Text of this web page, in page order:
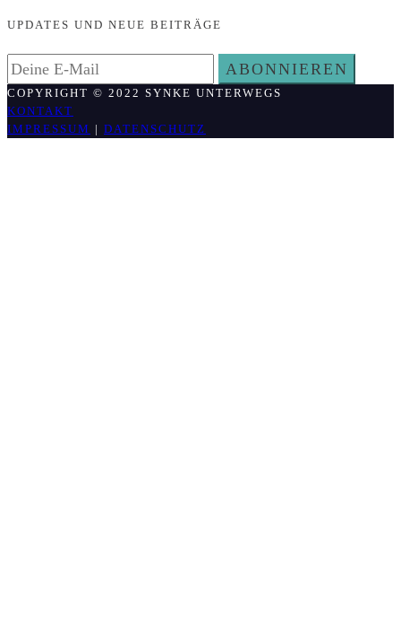
UPDATES UND NEUE BEITRÄGE
COPYRIGHT © 2022 SYNKE UNTERWEGS
KONTAKT
IMPRESSUM
| DATENSCHUTZ